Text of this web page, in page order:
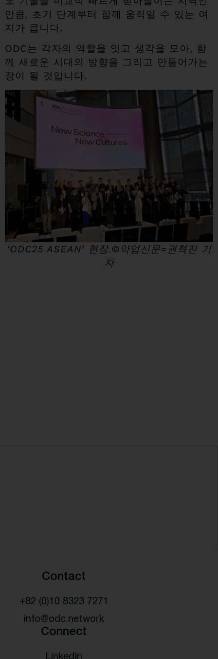
만큼, 초기 단계부터 함께 움직일 수 있는 여
지가 큽니다.
ODC는 각자의 역할을 잇고 생각을 모아, 함
께 새로운 시대의 방향을 그리고 만들어가는
장이 될 것입니다.
‘ODC25 ASEAN’ 현장.©약업신문=권혁진 기
자
Contact
+82 (0)10 8323 7271
info@odc.network
Connect
LinkedIn